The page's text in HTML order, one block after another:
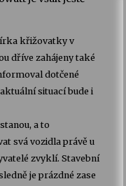
křižovatky v
dříve zahájeny také
dotčené
situací bude i
a to
svá vozidla právě u
zvyklí. Stavební
je prázdné zase